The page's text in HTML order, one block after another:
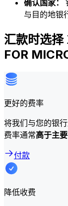
确认国家：
与目的地银
汇款时选
FOR
更好的费率
将我们与您的银
费率通常高于主
付款
降低收费